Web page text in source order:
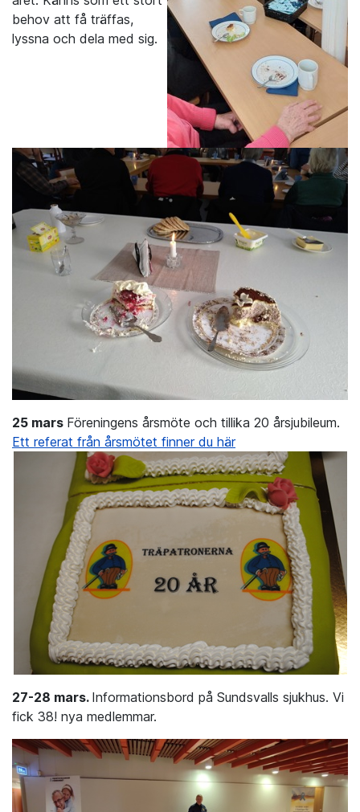
behov att få träffas,
lyssna och dela med sig.
25 mars Föreningens årsmöte och tillika 20 årsjubileum.
Ett referat från årsmötet finner du här
27-28 mars. Informationsbord på Sundsvalls sjukhus. Vi
fick 38! nya medlemmar.